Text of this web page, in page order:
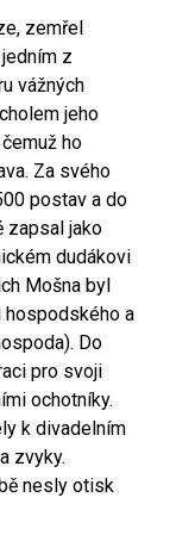
zemřel
z
vážných
jeho
ho
Za svého
postav a do
zapsal jako
dudákovi
Mošna byl
a
Do
pro svoji
ochotníky.
k divadelním
zvyky.
nesly otisk